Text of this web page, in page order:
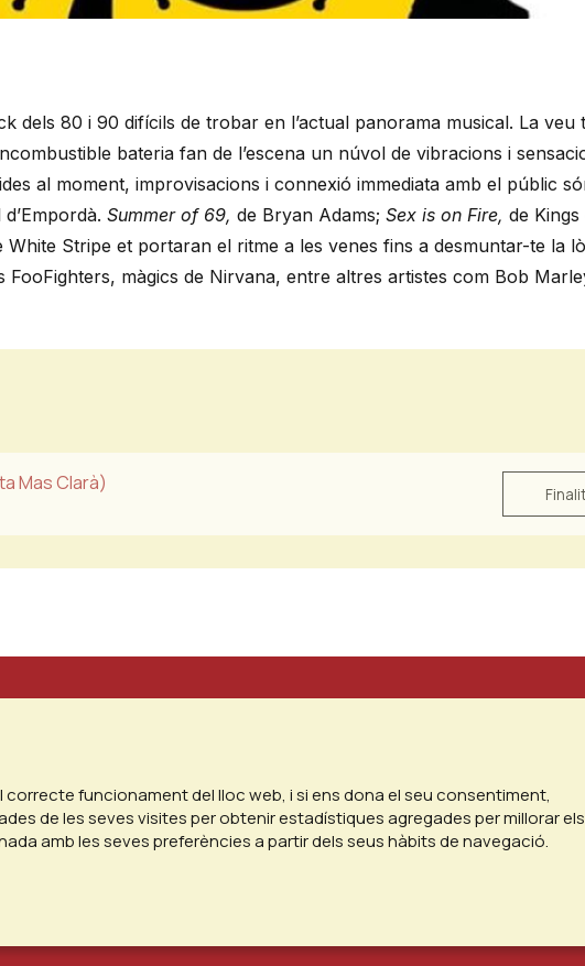
dels 80 i 90 difícils de trobar en l’actual panorama musical. La veu
bateria fan de l’escena un núvol de vibracions i
al moment, improvisacions i connexió immediata amb el públic
Summer of 69, de Bryan Adams; Sex is on Fire, de
White Stripe et portaran el ritme a les venes fins a desmuntar-te la
FooFighters, màgics de Nirvana, entre altres artistes com Bob
Mas Clarà)
funcionament del lloc web, i si ens dona el seu consentiment,
de les seves visites per obtenir estadístiques agregades per millorar els
amb les seves preferències a partir dels seus hàbits de navegació.